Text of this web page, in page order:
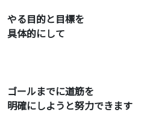
やる目的と目標を
具体的にして
ゴールまでに道筋を
明確にしようと努力できます